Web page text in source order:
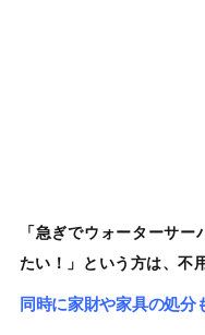
「急ぎでウォーターサー
たい！」という方は、不
同時に家財や家具の処分